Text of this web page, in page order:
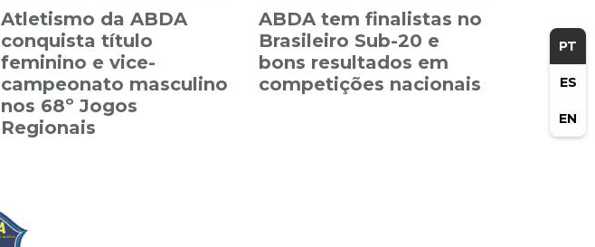
PT
ES
EN
Atletismo da ABDA
conquista título
feminino e vice-
campeonato masculino
nos 68º Jogos
Regionais
ABDA tem finalistas no
Brasileiro Sub-20 e
bons resultados em
competições nacionais